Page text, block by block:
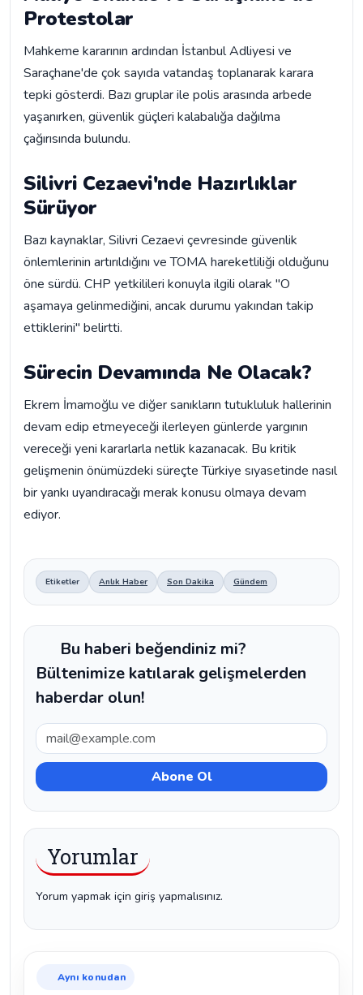
Protestolar
Mahkeme kararının ardından İstanbul Adliyesi ve
Saraçhane'de çok sayıda vatandaş toplanarak karara
tepki gösterdi. Bazı gruplar ile polis arasında arbede
yaşanırken, güvenlik güçleri kalabalığa dağılma
çağırısında bulundu.
Silivri Cezaevi'nde Hazırlıklar
Sürüyor
Bazı kaynaklar, Silivri Cezaevi çevresinde güvenlik
önlemlerinin artırıldığını ve TOMA hareketliliği olduğunu
öne sürdü. CHP yetkilileri konuyla ilgili olarak "O
aşamaya gelinmediğini, ancak durumu yakından takip
ettiklerini" belirtti.
Sürecin Devamında Ne Olacak?
Ekrem İmamoğlu ve diğer sanıkların tutukluluk hallerinin
devam edip etmeyeceği ilerleyen günlerde yargının
vereceği yeni kararlarla netlik kazanacak. Bu kritik
gelişmenin önümüzdeki süreçte Türkiye sıyasetinde nasıl
bir yankı uyandıracağı merak konusu olmaya devam
ediyor.
Etiketler Anlık Haber Son Dakika Gündem
Bu haberi beğendiniz mi?
Bültenimize katılarak gelişmelerden
haberdar olun!
Yorumlar
Yorum yapmak için giriş yapmalısınız.
Aynı konudan